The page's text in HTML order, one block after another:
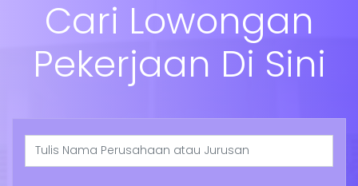
Cari Lowongan
Pekerjaan Di Sini